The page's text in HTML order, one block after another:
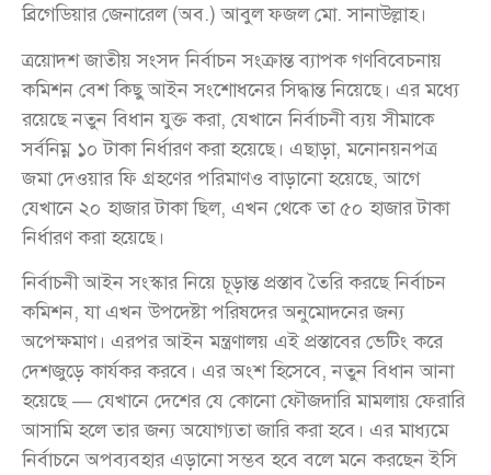
ব্রিগেডিয়ার জেনারেল (অব.) আবুল ফজল মো. সানাউল্লাহ।
ত্রয়োদশ জাতীয় সংসদ নির্বাচন সংক্রান্ত ব্যাপক গণবিবেচনায়
কমিশন বেশ কিছু আইন সংশোধনের সিদ্ধান্ত নিয়েছে। এর মধ্যে
রয়েছে নতুন বিধান যুক্ত করা, যেখানে নির্বাচনী ব্যয় সীমাকে
সর্বনিম্ন ১০ টাকা নির্ধারণ করা হয়েছে। এছাড়া, মনোনয়নপত্র
জমা দেওয়ার ফি গ্রহণের পরিমাণও বাড়ানো হয়েছে, আগে
যেখানে ২০ হাজার টাকা ছিল, এখন থেকে তা ৫০ হাজার টাকা
নির্ধারণ করা হয়েছে।
নির্বাচনী আইন সংস্কার নিয়ে চূড়ান্ত প্রস্তাব তৈরি করছে নির্বাচন
কমিশন, যা এখন উপদেষ্টা পরিষদের অনুমোদনের জন্য
অপেক্ষমাণ। এরপর আইন মন্ত্রণালয় এই প্রস্তাবের ভেটিং করে
দেশজুড়ে কার্যকর করবে। এর অংশ হিসেবে, নতুন বিধান আনা
হয়েছে — যেখানে দেশের যে কোনো ফৌজদারি মামলায় ফেরারি
আসামি হলে তার জন্য অযোগ্যতা জারি করা হবে। এর মাধ্যমে
নির্বাচনে অপব্যবহার এড়ানো সম্ভব হবে বলে মনে করছেন ইসি